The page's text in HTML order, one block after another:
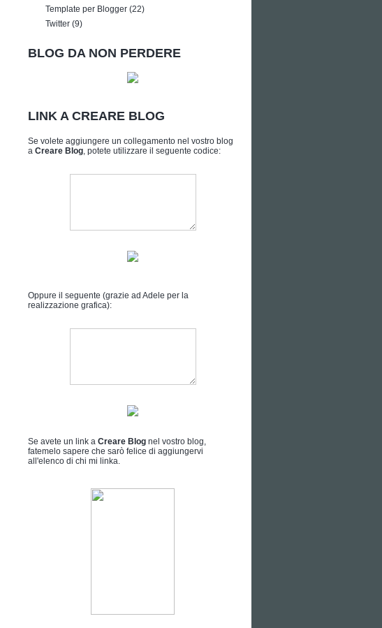
Template per Blogger (22)
Twitter (9)
BLOG DA NON PERDERE
LINK A CREARE BLOG
Se volete aggiungere un collegamento nel vostro blog
a Creare Blog, potete utilizzare il seguente codice:
Oppure il seguente (grazie ad Adele per la
realizzazione grafica):
Se avete un link a Creare Blog nel vostro blog,
fatemelo sapere che sarò felice di aggiungervi
all'elenco di chi mi linka.